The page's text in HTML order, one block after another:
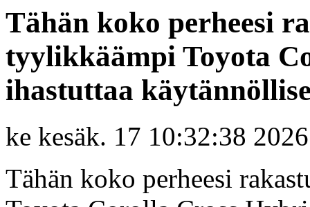
Tähän koko perheesi
tyylikkäämpi Toyota
ihastuttaa
ke kesäk. 17 10:32:38 2026
Tähän koko perheesi